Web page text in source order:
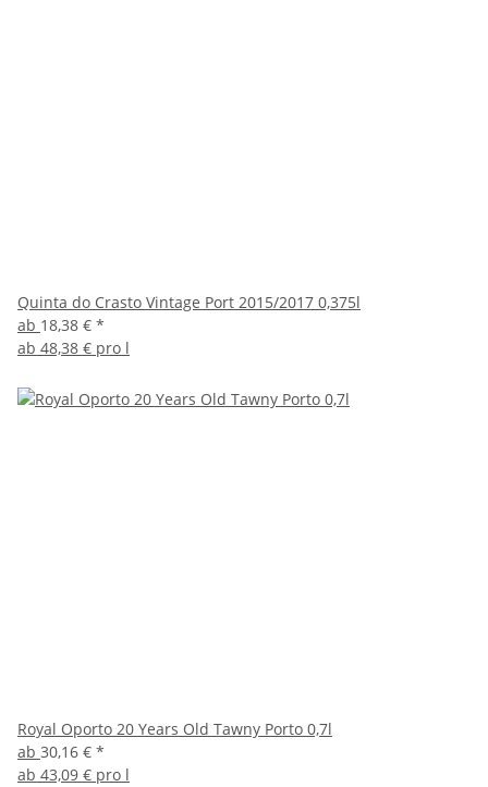
Quinta do Crasto Vintage Port 2015/2017 0,375l
ab 18,38 € *
ab 48,38 € pro l
Royal Oporto 20 Years Old Tawny Porto 0,7l
ab 30,16 € *
ab 43,09 € pro l